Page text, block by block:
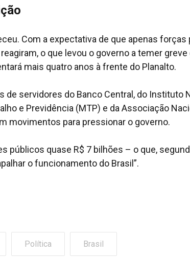
Com a expectativa de que apenas
o que levou o governo a temer
mais quatro anos à frente do Planalto.
de servidores do Banco Central, do Instituto
e Previdência (MTP) e da Associação
movimentos para pressionar o governo.
públicos quase R$ 7 bilhões – o que,
o funcionamento do Brasil”.
Política Brasil